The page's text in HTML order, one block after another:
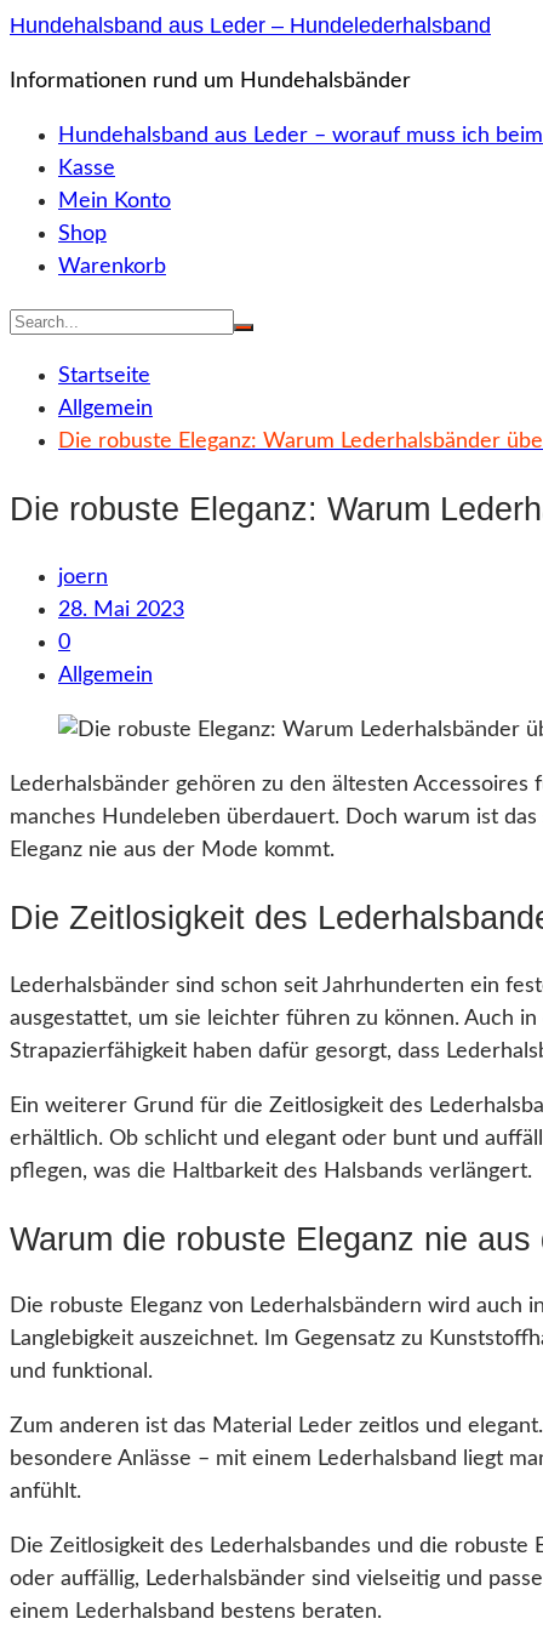
Zum
springen
Hundehalsband aus Leder – Hundelederhalsband
Informationen rund um Hundehalsbänder
Hundehalsband aus Leder – worauf muss ich
Kasse
Mein Konto
Shop
Warenkorb
Startseite
Allgemein
Die robuste Eleganz: Warum Lederhalsbänder
Die robuste Eleganz: Warum
joern
28. Mai 2023
0
Allgemein
Lederhalsbänder gehören zu den ältesten
manches Hundeleben überdauert. Doch warum ist
Eleganz nie aus der Mode kommt.
Die Zeitlosigkeit des
Lederhalsbänder sind schon seit Jahrhunderten ein
ausgestattet, um sie leichter führen zu können. Auch
Strapazierfähigkeit haben dafür gesorgt, dass
Ein weiterer Grund für die Zeitlosigkeit des
erhältlich. Ob schlicht und elegant oder bunt und
pflegen, was die Haltbarkeit des Halsbands verlängert.
Warum die robuste Eleganz nie
Die robuste Eleganz von Lederhalsbändern wird
Langlebigkeit auszeichnet. Im Gegensatz zu
und funktional.
Zum anderen ist das Material Leder zeitlos und
besondere Anlässe – mit einem Lederhalsband liegt
anfühlt.
Die Zeitlosigkeit des Lederhalsbandes und die
oder auffällig, Lederhalsbänder sind vielseitig und
einem Lederhalsband bestens beraten.